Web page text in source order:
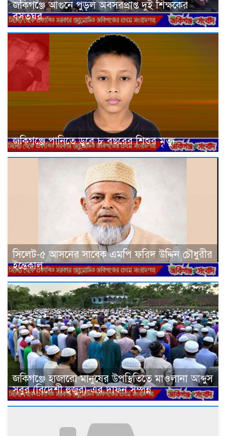
জকিগঞ্জে আগুনে পুড়ল অবসরপ্রাপ্ত দুই শিক্ষকের
বসতঘর
জকিগঞ্জে পানিতে ডুবে ৮ বছরের শিশুর মৃত্যু
সিলেট-৫ আসনের সাবেক এমপি ফরিদ উদ্দিন চৌধুরীর
ইন্তেকাল
জকিগঞ্জে হাজারো মানুষের উপস্থিতিতে মাওলানা আব্দুস
সবুর (বিদেশী হুজুর)-এর দাফন সম্পন্ন